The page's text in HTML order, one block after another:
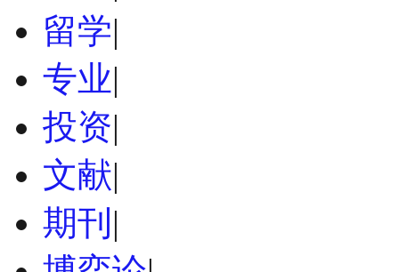
留学|
专业|
投资|
文献|
期刊 |